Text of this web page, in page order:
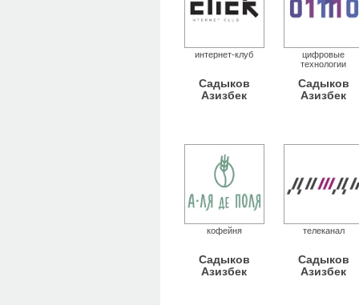
интернет-клуб
Садыков
Азизбек
цифровые
технологии
Садыков
Азизбек
кофейня
Садыков
Азизбек
телеканал
Садыков
Азизбек